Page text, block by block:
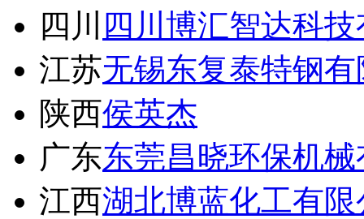
四川 四川博汇智达科
江苏无锡东复泰特钢
陕西侯英杰
广东东莞昌晓环保机
江西湖北博蓝化工有